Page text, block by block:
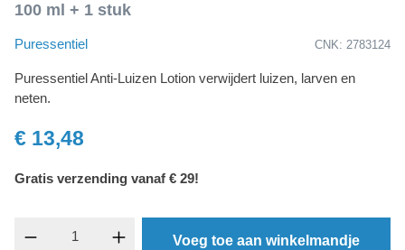
100 ml + 1 stuk
Puressentiel CNK: 2783124
Puressentiel Anti-Luizen Lotion verwijdert luizen, larven en
neten.
€ 13,48
Gratis verzending vanaf € 29!
Producthoeveelheid: Voer de gewenste
Voeg toe aan winkelmandje